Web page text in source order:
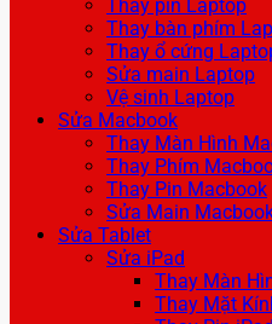
Thay pin Laptop
Thay bàn phím
Thay ổ cứng
Sửa main Laptop
Vệ sinh Laptop
Sửa Macbook
Thay Màn Hình
Thay Phím
Thay Pin Macbook
Sửa Main
Sửa Tablet
Sửa iPad
Thay Màn
Thay Mặt